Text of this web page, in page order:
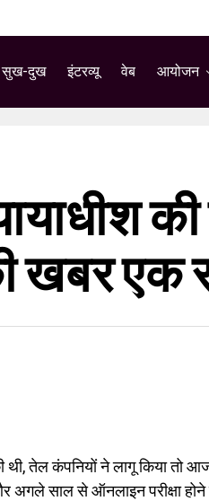
सुख-दुख इंटरव्यू वेब आयोजन
की
एक
थी, तेल कंपनियों ने लागू किया तो
अगले साल से ऑनलाइन परीक्षा